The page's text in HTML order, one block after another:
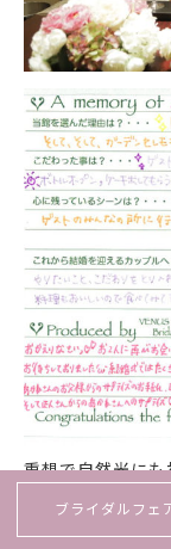
重想で自然光に
ブライダルフェ